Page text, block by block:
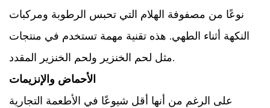
نوعًا من مصفوفة الهلام التي تحبس الرطوبة ومركبات
النكهة أثناء الطهي. هذه تقنية مهمة تستخدم في منتجات
مثل لحم الخنزير ولحم الخنزير المقدد.
الأحماض والإنزيمات
على الرغم من أنها أقل شيوعًا في الأطعمة التجارية